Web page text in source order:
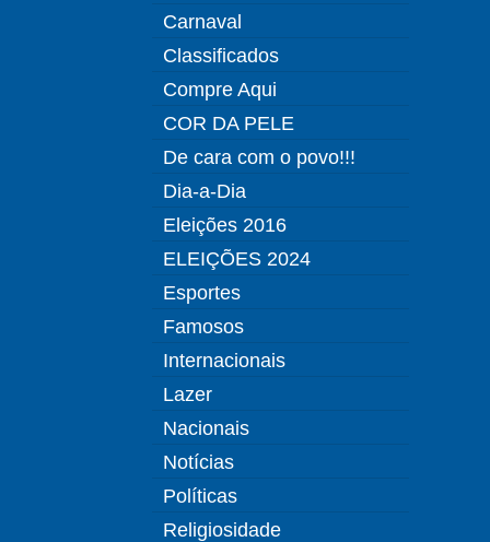
Carnaval
Classificados
Compre Aqui
COR DA PELE
De cara com o povo!!!
Dia-a-Dia
Eleições 2016
ELEIÇÕES 2024
Esportes
Famosos
Internacionais
Lazer
Nacionais
Notícias
Políticas
Religiosidade